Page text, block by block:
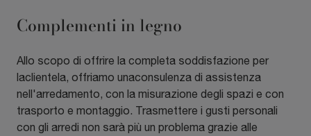
Complementi in legno
Allo scopo di offrire la completa soddisfazione per
laclientela, offriamo unaconsulenza di assistenza
nell'arredamento, con la misurazione degli spazi e con
trasporto e montaggio. Trasmettere i gusti personali
con gli arredi non sarà più un problema grazie alle